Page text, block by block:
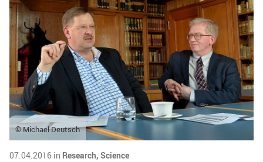
© Michael Deutsch
07.04.2016 in Research, Science